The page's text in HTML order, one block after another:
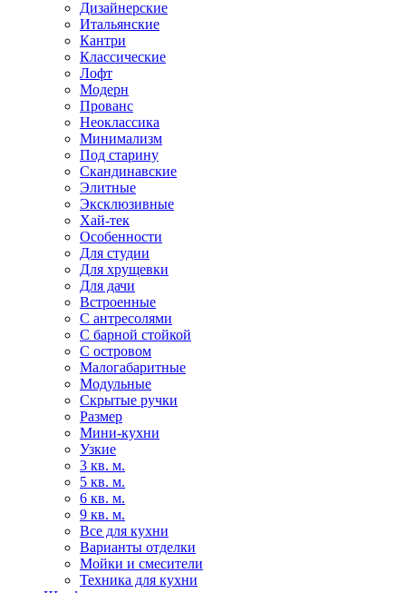
Дизайнерские
Итальянские
Кантри
Классические
Лофт
Модерн
Прованс
Неоклассика
Минимализм
Под старину
Скандинавские
Элитные
Эксклюзивные
Хай-тек
Особенности
Для студии
Для хрущевки
Для дачи
Встроенные
С антресолями
С барной стойкой
С островом
Малогабаритные
Модульные
Скрытые ручки
Размер
Мини-кухни
Узкие
3 кв. м.
5 кв. м.
6 кв. м.
9 кв. м.
Все для кухни
Варианты отделки
Мойки и смесители
Техника для кухни